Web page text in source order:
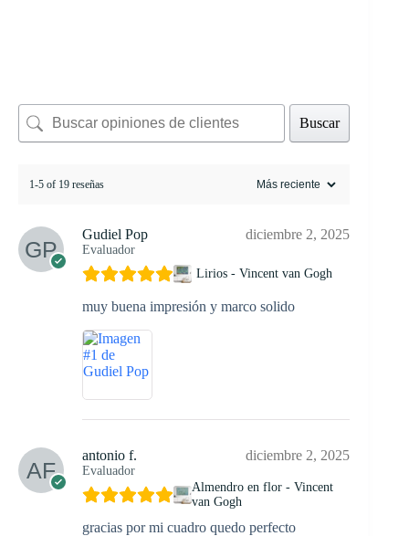
Buscar
1-5 of 19 reseñas
Gudiel Pop
Evaluador
diciembre 2, 2025
Lirios - Vincent van Gogh
muy buena impresión y marco solido
antonio f.
Evaluador
diciembre 2, 2025
Almendro en flor - Vincent
van Gogh
gracias por mi cuadro quedo perfecto